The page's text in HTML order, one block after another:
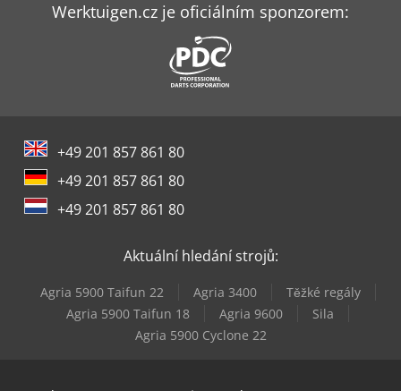
Atlas Copco Ga 7
Atlas Copco Ga 90
Atlas Copco Ga 90 Vsd
Atlas Copco Xas
Manitou 200 Atj St5
Mecal Mc 304 Atlas
Werktuigen.cz je oficiálním sponzorem:
+49 201 857 861 80
+49 201 857 861 80
+49 201 857 861 80
Aktuální hledání strojů:
Agria 5900 Taifun 22 Agria 3400
Těžké regály
Agria 5900 Taifun 18
Agria 9600
Sila
Agria 5900 Cyclone 22